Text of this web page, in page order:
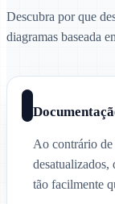
Descubra por que
diagramas baseada
Ao contrário de
desatualizados,
tão facilmente